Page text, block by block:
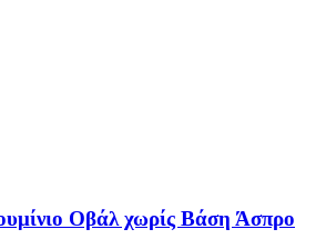
Οβάλ χωρίς Βάση Άσπρο